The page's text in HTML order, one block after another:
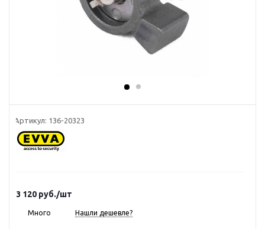
Артикул: 136-20323
3 120 руб./шт
Много Нашли дешевле?